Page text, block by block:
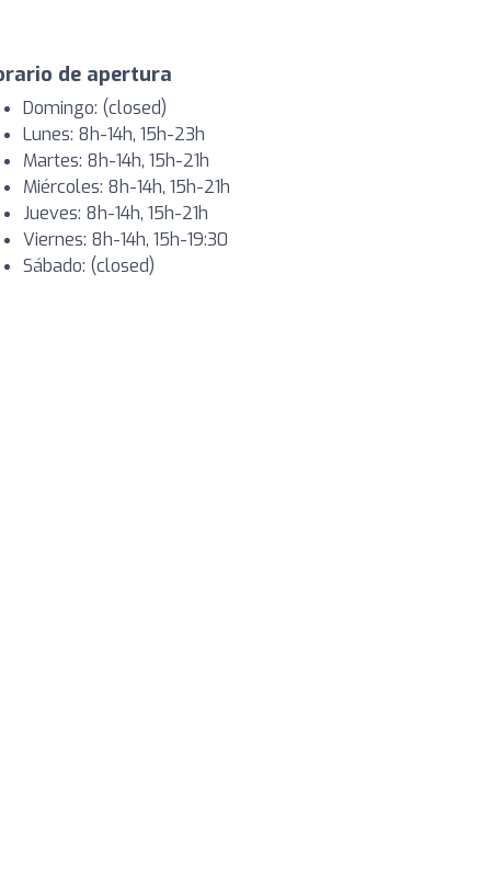
de apertura
Domingo: (closed)
Lunes: 8h-14h, 15h-23h
Martes: 8h-14h, 15h-21h
Miércoles: 8h-14h, 15h-21h
Jueves: 8h-14h, 15h-21h
Viernes: 8h-14h, 15h-19:30
Sábado: (closed)